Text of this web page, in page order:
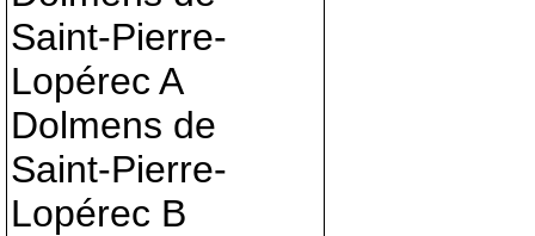
Saint-Pierre-
Lopérec A
Dolmens de
Saint-Pierre-
Lopérec B